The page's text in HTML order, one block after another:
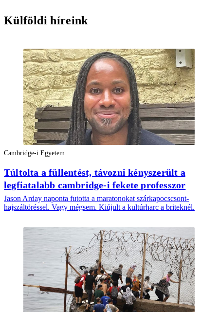
Külföldi híreink
Cambridge-i Egyetem
Túltolta a füllentést, távozni kényszerült a
legfiatalabb cambridge-i fekete professzor
Jason Arday naponta futotta a maratonokat szárkapocscsont-
hajszáltöréssel. Vagy mégsem. Kiújult a kultúrharc a briteknél.